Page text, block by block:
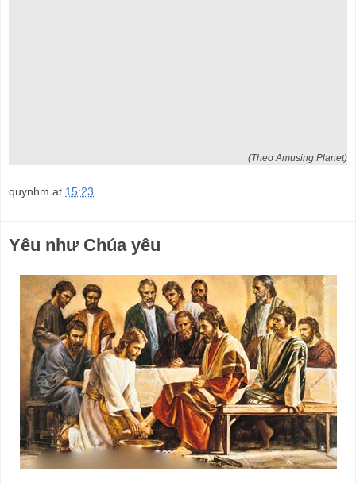
(Theo Amusing Planet)
quynhm at 15:23
Yêu như Chúa yêu